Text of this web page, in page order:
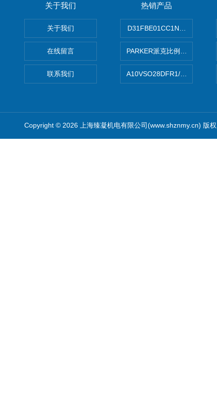
关于我们
关于我们
在线留言
联系我们
热销产品
PARKER派克比例阀 柱塞泵
A10VSO28DFR1/
Copyright © 2026 上海臻凝机电有限公司(www.shznmy.cn) 版